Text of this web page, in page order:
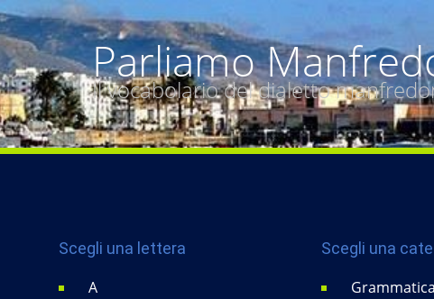
Parliamo
Il vocabolario del dialetto
Scegli una lettera
A
Scegli una
Grammatica